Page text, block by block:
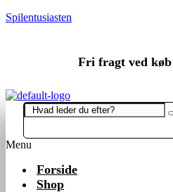
Spilentusiasten
Fri fragt ved
Menu
Forside
Shop